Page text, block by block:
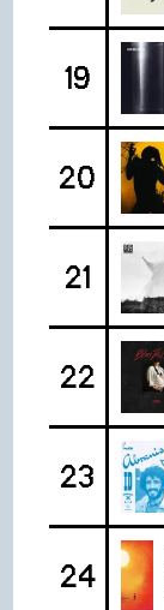
19
20
21
22
23
24